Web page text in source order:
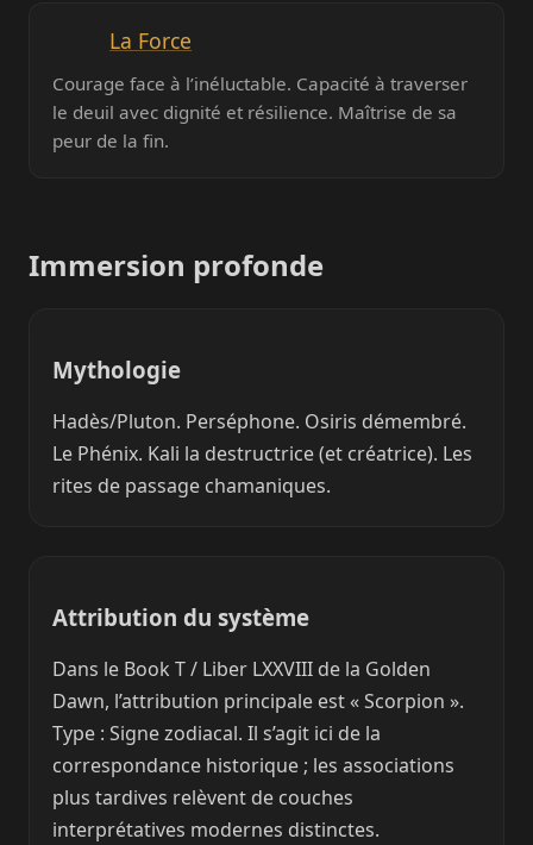
La Force
Courage face à l’inéluctable. Capacité à traverser
le deuil avec dignité et résilience. Maîtrise de sa
peur de la fin.
Immersion profonde
Mythologie
Hadès/Pluton. Perséphone. Osiris démembré.
Le Phénix. Kali la destructrice (et créatrice). Les
rites de passage chamaniques.
Attribution du système
Dans le Book T / Liber LXXVIII de la Golden
Dawn, l’attribution principale est « Scorpion ».
Type : Signe zodiacal. Il s’agit ici de la
correspondance historique ; les associations
plus tardives relèvent de couches
interprétatives modernes distinctes.